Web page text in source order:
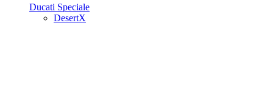
Ducati Speciale
DesertX